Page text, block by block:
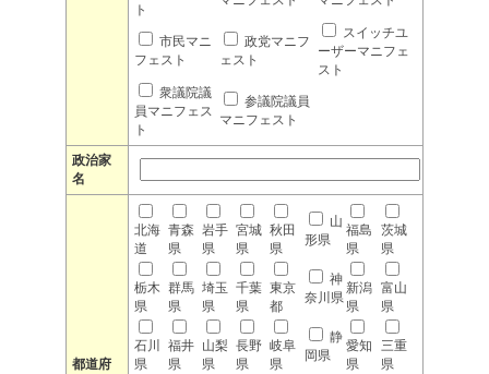
ト
市民マニ
フェスト
政党マニフ
ェスト
スイッチユ
ーザーマニフェ
スト
衆議院議
員マニフェス
ト
参議院議員
マニフェスト
政治家
名
都道府
北海
道
青森
県
岩手
県
宮城
県
秋田
県
山
形県
福島
県
茨城
県
栃木
県
群馬
県
埼玉
県
千葉
県
東京
都
神
奈川県
新潟
県
富山
県
石川
県
福井
県
山梨
県
長野
県
岐阜
県
静
岡県
愛知
県
三重
県